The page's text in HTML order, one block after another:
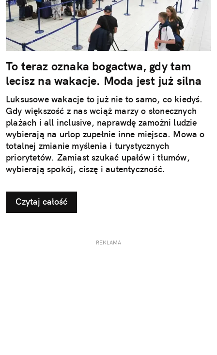
To teraz oznaka bogactwa, gdy tam
lecisz na wakacje. Moda jest już silna
Luksusowe wakacje to już nie to samo, co kiedyś.
Gdy większość z nas wciąż marzy o słonecznych
plażach i all inclusive, naprawdę zamożni ludzie
wybierają na urlop zupełnie inne miejsca. Mowa o
totalnej zmianie myślenia i turystycznych
priorytetów. Zamiast szukać upałów i tłumów,
wybierają spokój, ciszę i autentyczność.
Czytaj całość
REKLAMA